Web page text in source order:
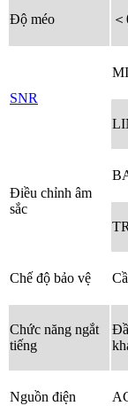
Độ méo
SNR
Điều chỉnh âm
sắc
Chế độ bảo vệ
Chức năng ngắt
tiếng
Nguồn điện